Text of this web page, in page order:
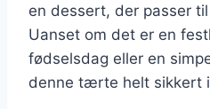
en dessert, der passer
Uanset om det er en
fødselsdag eller en
denne tærte helt sikkert